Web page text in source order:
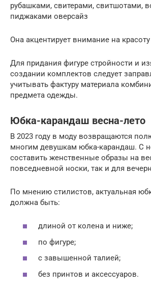
рубашками, свитерами, свитшотами,
пиджаками оверсайз
Она акцентирует внимание на
Для придания фигуре стройности и
создании комплектов следует
учитывать фактуру материала
предмета одежды.
Юбка-карандаш весна-лето
В 2023 году в моду возвращаются
многим девушкам юбка-карандаш. С
составить женственные образы на
повседневной носки, так и для
По мнению стилистов, актуальная
должна быть:
длиной от колена и ниже;
по фигуре;
с завышенной талией;
без принтов и аксессуаров.